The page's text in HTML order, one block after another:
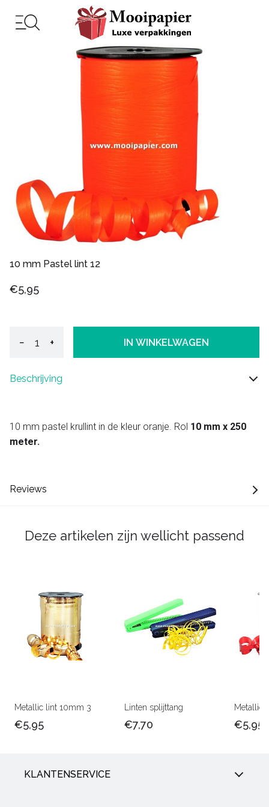
10 mm Pastel lint 12
€5,95
− + IN WINKELWAGEN
Beschrijving
10 mm pastel krullint in de kleur oranje. Rol 10 mm x 250
meter.
Reviews
Deze artikelen zijn wellicht passend
Metallic lint 10mm 3
€5,95
Linten splijttang
€7,70
Metallic
€5,95
KLANTENSERVICE